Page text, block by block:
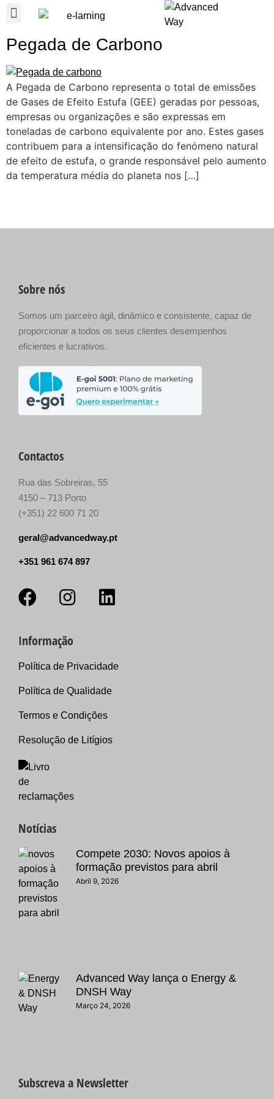
Pegada de Carbono
A Pegada de Carbono representa o total de emissões
de Gases de Efeito Estufa (GEE) geradas por pessoas,
empresas ou organizações e são expressas em
toneladas de carbono equivalente por ano. Estes gases
contribuem para a intensificação do fenómeno natural
de efeito de estufa, o grande responsável pelo aumento
da temperatura média do planeta nos […]
Sobre nós
Somos um parceiro ágil, dinâmico e consistente, capaz de
proporcionar a todos os seus clientes desempenhos
eficientes e lucrativos.
Contactos
Rua das Sobreiras, 55
4150 – 713 Porto
(+351) 22 600 71 20
geral@advancedway.pt
+351 961 674 897
Informação
Política de Privacidade
Política de Qualidade
Termos e Condições
Resolução de Litígios
Notícias
Compete 2030: Novos apoios à
formação previstos para abril
Abril 9, 2026
Advanced Way lança o Energy &
DNSH Way
Março 24, 2026
Subscreva a Newsletter